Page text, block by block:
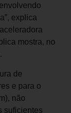
explica
mostra, no
de
e para o
não
suficientes